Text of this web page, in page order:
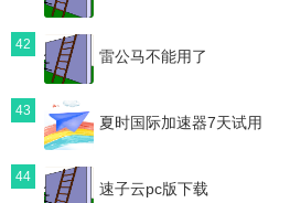
42
雷公马不能用了
43
夏时国际加速器7天试用
44
速子云pc版下载